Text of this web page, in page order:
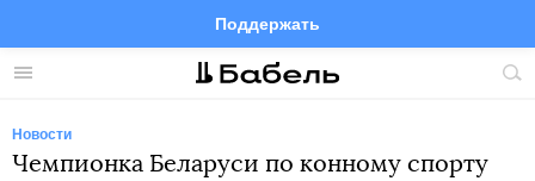
Меню
Поддержать
FacebookTelegramTwitter
Новости
Чемпионка Беларуси по конному спорту